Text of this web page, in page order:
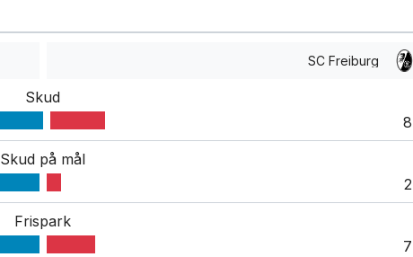
SC Freiburg
Skud
8
Skud på mål
2
Frispark
7